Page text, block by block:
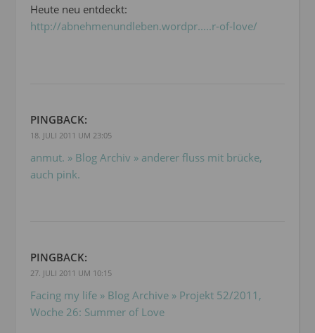
Heute neu entdeckt:
http://abnehmenundleben.wordpr.....r-of-love/
PINGBACK:
18. JULI 2011 UM 23:05
anmut. » Blog Archiv » anderer fluss mit brücke,
auch pink.
PINGBACK:
27. JULI 2011 UM 10:15
Facing my life » Blog Archive » Projekt 52/2011,
Woche 26: Summer of Love